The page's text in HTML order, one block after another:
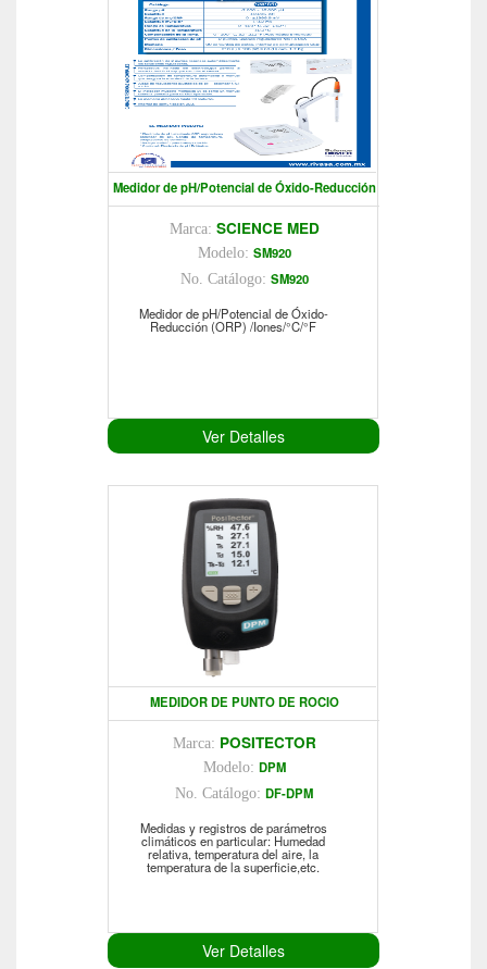
Medidor de pH/Potencial de Óxido-Reducción
Marca: SCIENCE MED
Modelo: SM920
No. Catálogo: SM920
Medidor de pH/Potencial de Óxido-
Reducción (ORP) /Iones/°C/°F
Ver Detalles
MEDIDOR DE PUNTO DE ROCIO
Marca: POSITECTOR
Modelo: DPM
No. Catálogo: DF-DPM
Medidas y registros de parámetros
climáticos en particular: Humedad
relativa, temperatura del aire, la
temperatura de la superficie,etc.
Ver Detalles